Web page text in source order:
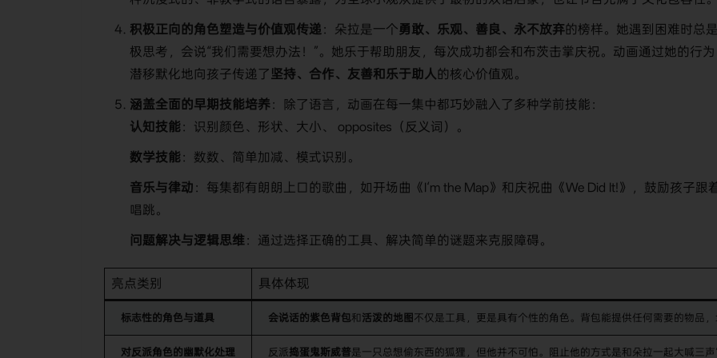
积极正向的角色塑造与价值观传递：朵拉是一个勇敢、乐观、善良、永不放弃的榜样。她遇到困难时总
极思考，会说“我们需要想办法！”。她乐于帮助朋友，每次成功都会和布茨击掌庆祝。动画通过她的行为
潜移默化地向孩子传递了坚持、合作、友善和乐于助人的核心价值观。
涵盖全面的早期技能培养：除了语言，动画在每一集中都巧妙融入了多种学前技能：
认知技能：识别颜色、形状、大小、 opposites（反义词）。
数学技能：数数、简单加减、模式识别。
音乐与律动 ：每集都有朗朗上口的歌曲，如开场曲《I‘m the Map》和庆祝曲《We Did It!》，鼓励孩子跟
唱跳。
问题解决与逻辑思维：通过选择正确的工具、解决简单的谜题来克服障碍。
亮点类别 具体体现
标志性的角色与道具 会说话的紫色背包和 活泼的地图 不仅是工具，更是具有个性的角色。背包能提供任何需要的物品
对反派角色的幽默化处理 反派捣蛋鬼斯威普是一只总想偷东西的狐狸，但他并不可怕。阻止他的方式是和朵拉一起大喊三